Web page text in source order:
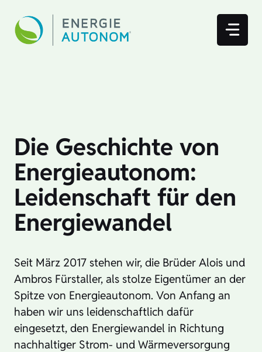
Inhalt
springen
Die Geschichte von
Energieautonom:
Leidenschaft für den
Energiewandel
Seit März 2017 stehen wir, die Brüder Alois und
Ambros Fürstaller, als stolze Eigentümer an der
Spitze von Energieautonom. Von Anfang an
haben wir uns leidenschaftlich dafür
eingesetzt, den Energiewandel in Richtung
nachhaltiger Strom- und Wärmeversorgung